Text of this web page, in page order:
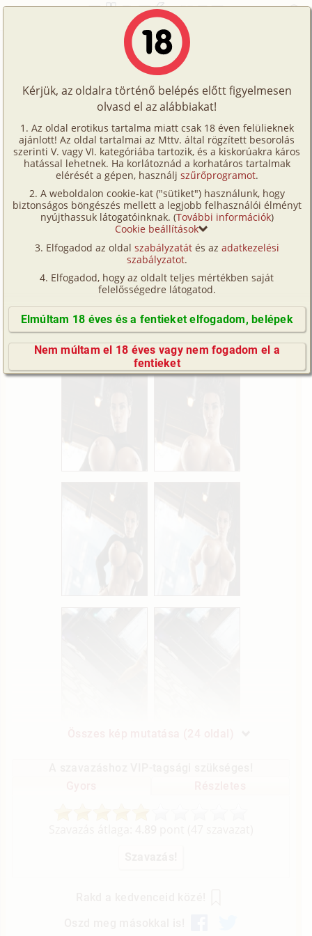
Kérjük, az oldalra történő belépés előtt figyelmesen
olvasd el az alábbiakat!
Az oldal erotikus tartalma miatt csak 18 éven felülieknek
ajánlott! Az oldal tartalmai az Mttv. által rögzített besorolás
szerinti V. vagy VI. kategóriába tartozik, és a kiskorúakra káros
hatással lehetnek. Ha korlátoznád a korhatáros tartalmak
elérését a gépen, használj szűrőprogramot.
A weboldalon cookie-kat ("sütiket") használunk, hogy
biztonságos böngészés mellett a legjobb felhasználói élményt
nyújthassuk látogatóinknak. (További információk)
Cookie beállítások
Elfogadod az oldal szabályzatátés az adatkezelési
szabályzatot.
Elfogadod, hogy az oldalt teljes mértékben saját
felelősségedre látogatod.
Elmúltam 18 éves és a fentieket elfogadom, belépek
Nem múltam el 18 éves vagy nem fogadom el a
fentieket
Filmek
Tölts
fel
Te
Címkék
VIP
Fórum
Ügyfélszolgálat
Írói segédletek
GyIK / FAQ
Impresszum
E-mail küldése
Képregények / Leszbi /
Cyberpunk 2077 4. rész
hermafrodita/transznemű,sci-fi/
fantasy,szöveg nélküli,CGI/számítógéppel
generált
Fordította:
superman1900
Szavazás átlaga:4.89pont (47 szavazat)
Megjelenés:2025. július 31.
Elolvasva:585 alkalommal
Előzmény
Cyberpunk 2077 3. rész (gruppen,
hetero, anál, dp/
szendvics, robot,
swinger, sci-fi/fantasy, szöveg nélküli,
CGI/számítógéppel generált)